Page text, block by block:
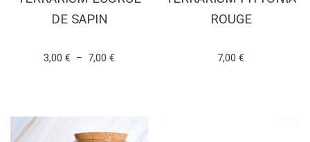
DE SAPIN
Note
3,00 € – 7,00 €
ROUGE
Note
4.86
7,00 €